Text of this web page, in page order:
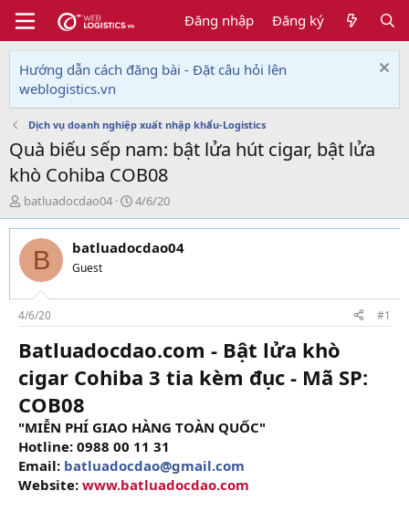
Đăng nhập Đăng ký
Hướng dẫn cách đăng bài - Đặt câu hỏi lên
weblogistics.vn
Dịch vụ doanh nghiệp xuất nhập khẩu-Logistics
Quà biếu sếp nam: bật lửa hút cigar, bật lửa
khò Cohiba COB08
T
h
r
e
d
s
t
a
r
e
r
batluadocdao04
N
g
à
y
i
4/6/20
B batluadocdao04
Guest
4/6/20 #1
Batluadocdao.com - Bật lửa khò
cigar Cohiba 3 tia kèm đục - Mã SP:
COB08
"MIỄN PHÍ GIAO HÀNG TOÀN QUỐC"
Hotline: 0988 00 11 31
Email: batluadocdao@gmail.com
Website: www.batluadocdao.com